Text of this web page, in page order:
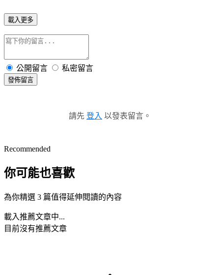
載入更多
公開留言 私密留言
發佈留言
請先 登入 以發表留言。
Recommended
你可能也喜歡
為你精選 3 篇值得延伸閱讀的內容
載入推薦文章中...
目前沒有推薦文章